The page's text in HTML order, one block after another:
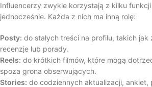
Influencerzy zwykle korzystają z kilku
jednocześnie. Każda z nich ma inną rolę:
Posty: do stałych treści na profilu, takich jak
recenzje lub porady.
Reels: do krótkich filmów, które mogą
spoza grona obserwujących.
Stories: do codziennych aktualizacji, ankiet,